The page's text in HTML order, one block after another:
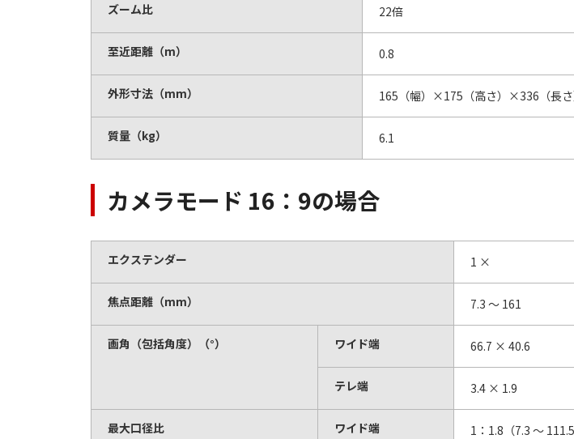
ズーム比 22倍
至近距離（m） 0.8
外形寸法（mm） 165（幅）×175（高さ）×336（長さ
質量（kg） 6.1
カメラモード 16：9の場合
エクステンダー 1 ×
焦点距離（mm） 7.3 ～ 161
画角（包括角度）（°） ワイド端 66.7 × 40.6
テレ端 3.4 × 1.9
最大口径比 ワイド端 1：1.8（7.3 ～